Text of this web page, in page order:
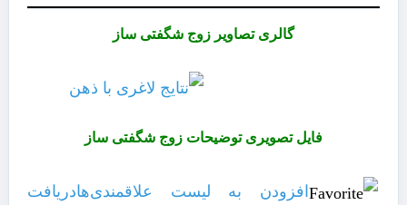
گالری تصاویر زوج شگفتی ساز
فایل تصویری توضیحات زوج شگفتی ساز
افزودن به لیست علاقمندی‌هادریافت